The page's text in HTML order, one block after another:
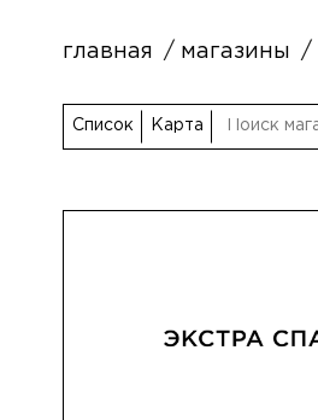
главная магазины
Список Карта